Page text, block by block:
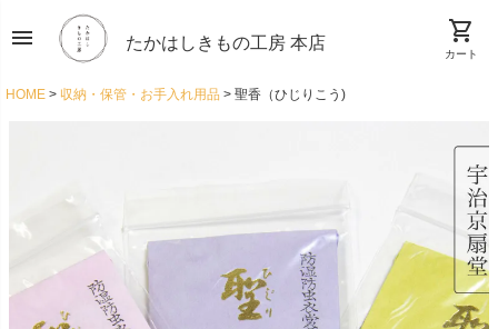
menu たかはしきもの工房 本店 shopping_cart
カート
HOME 収納・保管・お手入れ用品 聖香（ひじりこう)